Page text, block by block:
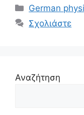
Κατηγορίες
German
Σχολιάστε
Αναζήτηση